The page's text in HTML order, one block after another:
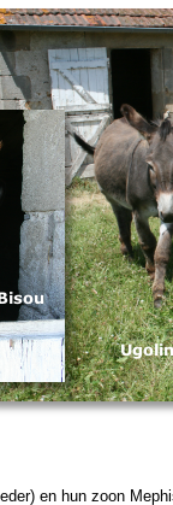
en hun zoon